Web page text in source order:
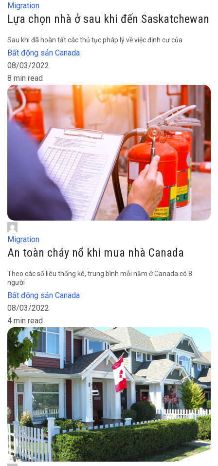
Migration
Lựa chọn nhà ở sau khi đến Saskatchewan
Sau khi đã hoàn tất các thủ tục pháp lý về việc định cư của
Bất động sản Canada
08/03/2022
8 min read
Migration
An toàn cháy nổ khi mua nhà Canada
Theo các số liêu thống kê, trung bình mỗi năm ở Canada có 8
người
Bất động sản Canada
08/03/2022
4 min read